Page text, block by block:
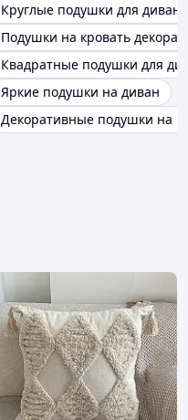
Круглые подушки для дивана
Подушки на кровать
Квадратные подушки для
Яркие подушки на диван
Декоративные подушки на